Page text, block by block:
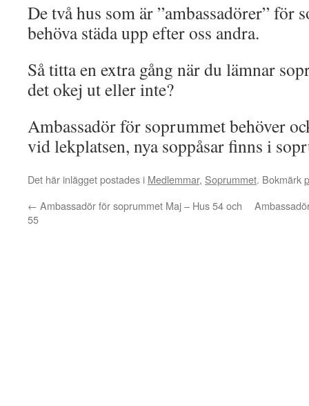
De två hus som är ”ambassadörer” för
behöva städa upp efter oss andra.
Så titta en extra gång när du lämnar
det okej ut eller inte?
Ambassadör för soprummet behöver
vid lekplatsen, nya soppåsar finns i
Det här inlägget postades i Medlemmar, Soprummet. Bokmärk
← Ambassadör för soprummet Maj – Hus 54 och
55